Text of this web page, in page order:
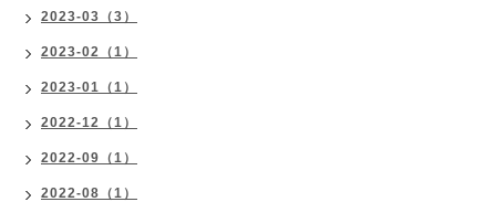
2023-03（3）
2023-02（1）
2023-01（1）
2022-12（1）
2022-09（1）
2022-08（1）